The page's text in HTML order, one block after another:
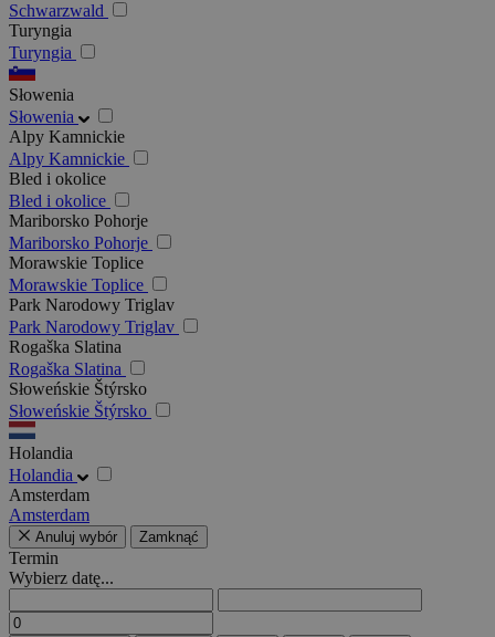
Schwarzwald
Turyngia
Turyngia
Słowenia
Słowenia
Alpy Kamnickie
Alpy Kamnickie
Bled i okolice
Bled i okolice
Mariborsko Pohorje
Mariborsko Pohorje
Morawskie Toplice
Morawskie Toplice
Park Narodowy Triglav
Park Narodowy Triglav
Rogaška Slatina
Rogaška Slatina
Słoweńskie Štýrsko
Słoweńskie Štýrsko
Holandia
Holandia
Amsterdam
Amsterdam
Anuluj wybór Zamknąć
Termin
Wybierz datę...